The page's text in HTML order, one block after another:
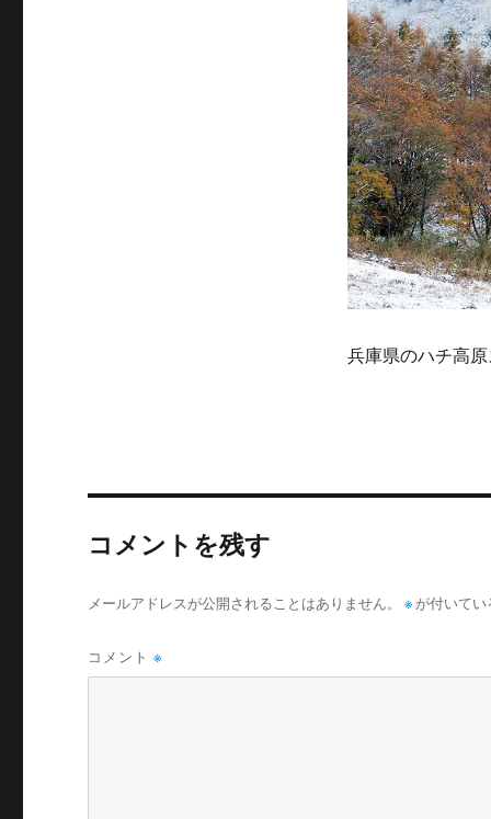
兵庫県のハチ高
コメントを残す
メールアドレスが公開されることはありません。 ※ が付いて
コメント※